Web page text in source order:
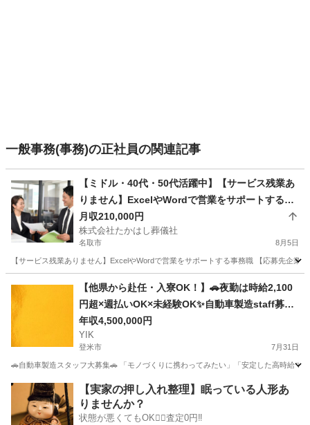
一般事務(事務)の正社員の関連記事
【ミドル・40代・50代活躍中】【サービス残業あ
りません】ExcelやWordで営業をサポートする事
務職 宮城県名取市(名取)一般事務・営業事務・ア
シスタント
月収210,000円
株式会社たかはし葬儀社
名取市 8月5日
【サービス残業ありません】ExcelやWordで営業をサポートする事務職 【応募先企
一般事務
【他県から赴任・入寮OK！】🚗夜勤は時給2,100
円超×週払いOK×未経験OK✨自動車製造staff募
集！＜ID：119377＞
年収4,500,000円
YIK
登米市 7月31日
🚗自動車製造スタッフ大募集🚗 「モノづくりに携わってみたい」「安定した高時給
宮城 登米市 事務 未経験
【実家の押し入れ整理】眠っている人形あ
りませんか？
状態が悪くてもOK🙆‍♀️査定0円‼️